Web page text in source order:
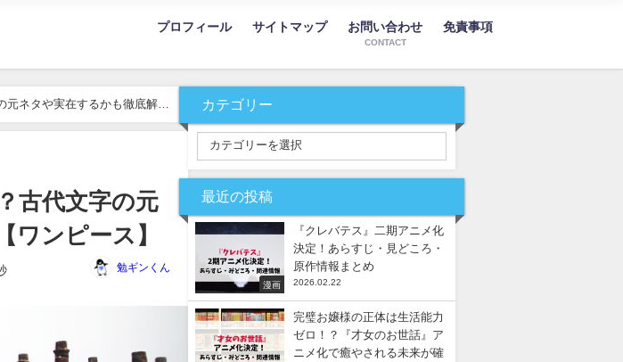
プロフィール サイトマップ お問い合わせ
CONTACT
免責事項
ネタや実在するかも徹底解読
古代文字の元
ワンピース】
勉ギンくん
カテゴリー
最近の投稿
漫画
『クレバテス』二期アニメ化
決定！あらすじ・見どころ・
原作情報まとめ
2026.02.22
完璧お嬢様の正体は生活能力
ゼロ！？『才女のお世話』ア
ニメ化で癒やされる未来が確